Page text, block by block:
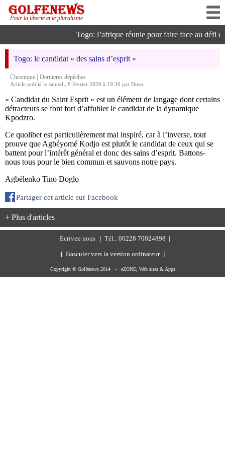
Pour la liberté et le pluralisme
Togo: l’afrique réunie pour faire face au défi
Togo: le candidat « des sains d’esprit »
Chronique
Dernieres dépêches
Article publié le samedi, 8 février 2020 à 19:36 par Doso
« Candidat du Saint Esprit » est un élément de langage dont certains
détracteurs se font fort d’affubler le candidat de la dynamique
Kpodzro.
Ce quolibet est particulièrement mal inspiré, car à l’inverse, tout
prouve que Agbéyomé Kodjo est plutôt le candidat de ceux qui se
battent pour l’intérêt général et donc des sains d’esprit. Battons-
nous tous pour le bien commun et sauvons notre pays.
Agbélenko Tino Doglo
Partager cet article sur Facebook
+ Plus d'articles
Ecrivez-nous | Tél.: 00228 70024898 |
[ Basculer vers la version ordinateur ]
Copyright © Golfenews 2014 - eZONE, Web sites & Apps